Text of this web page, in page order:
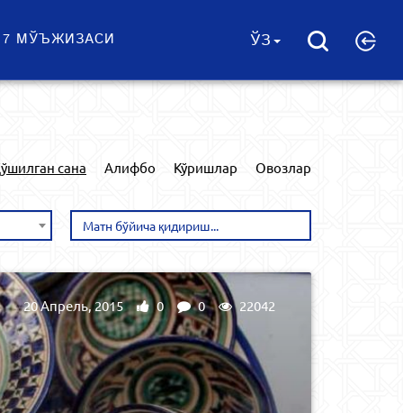
7 МЎЪЖИЗАСИ ЎЗ
сана Алифбо Кўришлар Овозлар
20 Апрель, 2015 0 0 22042